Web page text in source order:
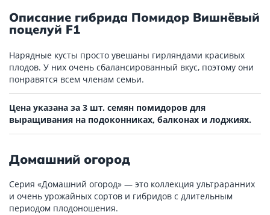
Описание гибрида Помидор Вишнёвый
поцелуй F1
Нарядные кусты просто увешаны гирляндами красивых
плодов. У них очень сбалансированный вкус, поэтому они
понравятся всем членам семьи.
Цена указана за 3 шт. семян помидоров для
выращивания на подоконниках, балконах и лоджиях.
Домашний огород
Серия «Домашний огород» — это коллекция ультраранних
и очень урожайных сортов и гибридов с длительным
периодом плодоношения.